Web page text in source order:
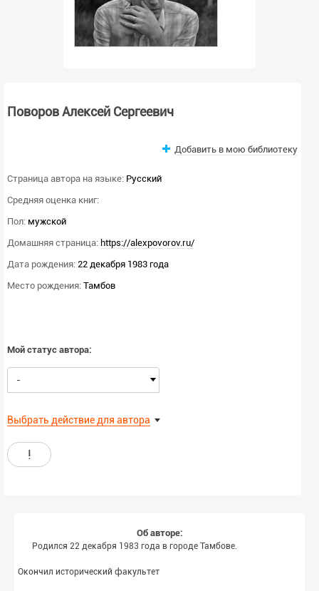
Поворов Алексей Сергеевич
Добавить в мою библиотеку
Страница автора на языке: Русский
Средняя оценка книг:
Пол: мужской
Домашняя страница: https://alexpovorov.ru/
Дата рождения: 22 декабря 1983 года
Место рождения: Тамбов
Мой статус автора:
-
Выбрать действие для автора
!
Об авторе:
Родился 22 декабря 1983 года в городе Тамбове.
Окончил исторический факультет